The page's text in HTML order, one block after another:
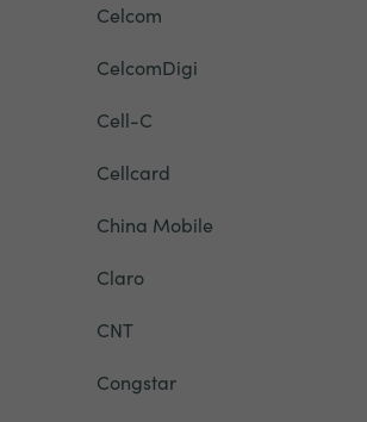
Celcom
CelcomDigi
Cell-C
Cellcard
China Mobile
Claro
CNT
Congstar